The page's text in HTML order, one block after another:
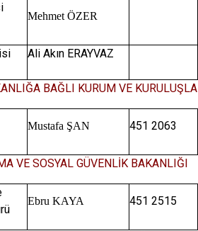
Mehmet ÖZER
Ali Akın ERAYVAZ
BAĞLI KURUM VE
Mustafa ŞAN 451 2063
VE SOSYAL GÜVENLİK BAKANLIĞI
Ebru KAYA 451 2515